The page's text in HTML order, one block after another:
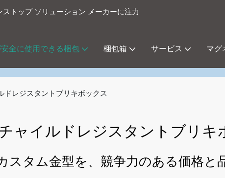
トップ ソリューション メーカーに注力
全に使用できる梱包 梱包箱 サービス マグ
ドレジスタントブリキボックス
ャイルドレジスタントブリキ
スタム金型を、競争力のある価格と